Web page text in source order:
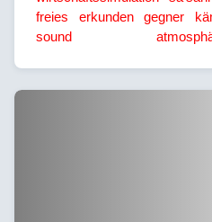
freies erkunden
gegner
sound